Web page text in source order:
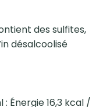
des sulfites,
désalcoolisé
: Énergie 16,3 kcal /